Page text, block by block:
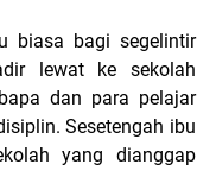
biasa bagi segelintir
lewat ke sekolah
dan para pelajar
Sesetengah ibu
yang dianggap